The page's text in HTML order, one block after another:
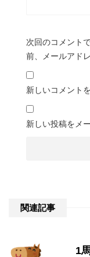
次回のコメント
前、メールアド
新しいコメント
新しい投稿をメ
関連記事
1